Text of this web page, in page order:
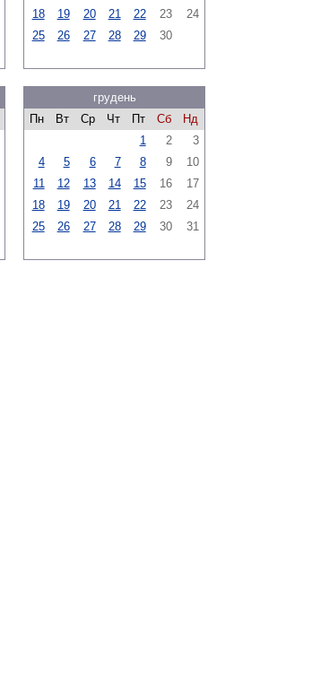
18
19 20 21 22 23
24
25
26 27 28 29 30
грудень
Пн
Вт Ср Чт Пт Сб
Нд
1
2
3
4
5 6 7 8 9
10
11
12 13 14 15 16
17
18
19 20 21 22 23
24
25
26 27 28 29 30 31